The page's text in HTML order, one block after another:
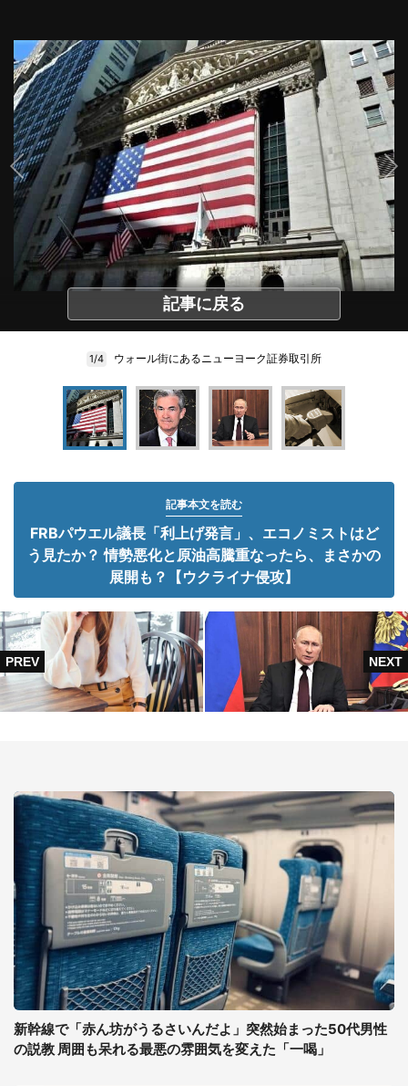
記事に戻る
1/4 ウォール街にあるニューヨーク証券取引所
記事本文を読む
FRBパウエル議長「利上げ発言」、エコノミストはど
う見たか？ 情勢悪化と原油高騰重なったら、まさかの
展開も？【ウクライナ侵攻】
新幹線で「赤ん坊がうるさいんだよ」突然始まった50代男性
の説教 周囲も呆れる最悪の雰囲気を変えた「一喝」